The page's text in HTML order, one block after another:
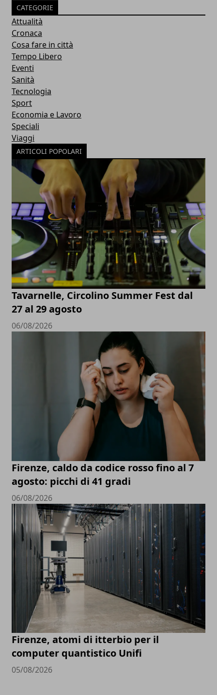
CATEGORIE
Attualità
Cronaca
Cosa fare in città
Tempo Libero
Eventi
Sanità
Tecnologia
Sport
Economia e Lavoro
Speciali
Viaggi
ARTICOLI POPOLARI
Tavarnelle, Circolino Summer Fest dal
27 al 29 agosto
06/08/2026
Firenze, caldo da codice rosso fino al 7
agosto: picchi di 41 gradi
06/08/2026
Firenze, atomi di itterbio per il
computer quantistico Unifi
05/08/2026